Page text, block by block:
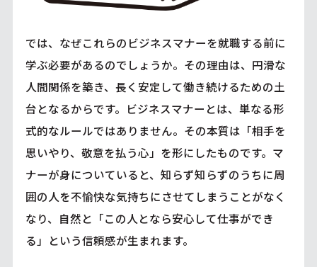
では、なぜこれらのビジネスマナーを就職する前に
学ぶ必要があるのでしょうか。その理由は、円滑な
人間関係を築き、長く安定して働き続けるための土
台となるからです。ビジネスマナーとは、単なる形
式的なルールではありません。その本質は「相手を
思いやり、敬意を払う心」を形にしたものです。マ
ナーが身についていると、知らず知らずのうちに周
囲の人を不愉快な気持ちにさせてしまうことがなく
なり、自然と「この人となら安心して仕事ができ
る」という信頼感が生まれます。